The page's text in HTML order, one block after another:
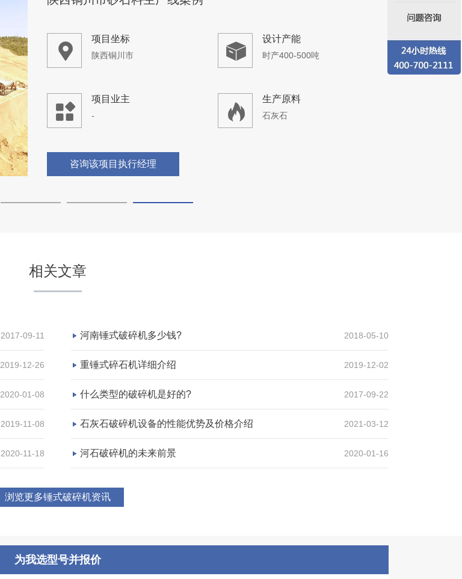
湖南常德市桃源县日产万吨碎石厂
生产原料
咨询该项目执行经理
相关文章
2017-09-11 河南锤式破碎机多少钱? 2018-05-10
2019-12-26 重锤式碎石机详细介绍 2019-12-02
2020-01-08 什么类型的破碎机是好的? 2017-09-22
2019-11-08 石灰石破碎机设备的性能优势及价格介绍 2021-03-12
2020-11-18 河石破碎机的未来前景 2020-01-16
浏览更多锤式破碎机资讯
为我选型号并报价